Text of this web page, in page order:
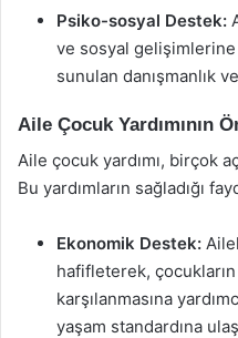
Psiko-sosyal Destek:
ve sosyal gelişimlerine
sunulan danışmanlık
Aile Çocuk Yardımının
Aile çocuk yardımı, birçok
Bu yardımların sağladığı
Ekonomik Destek:
hafifleterek,
karşılanmasına
yaşam standardına